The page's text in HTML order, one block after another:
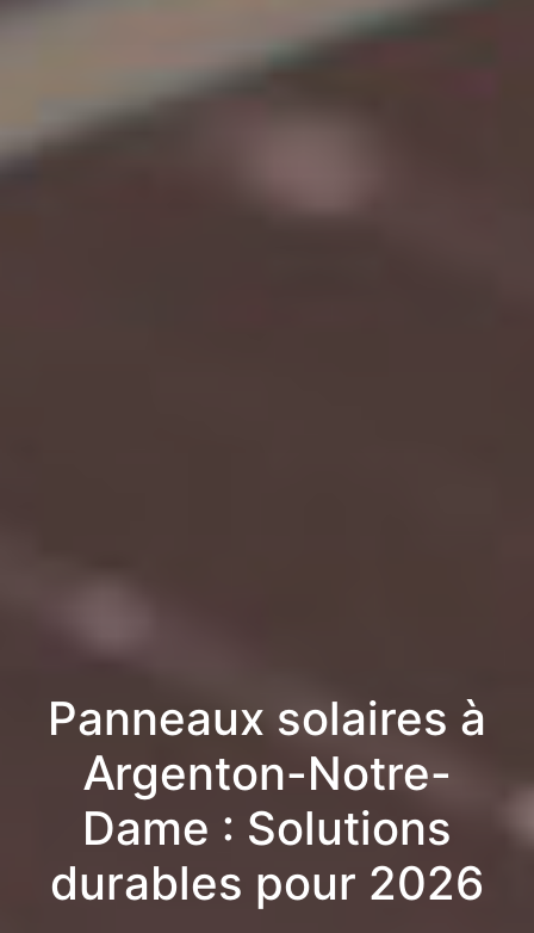
Panneaux solaires à
Argenton-Notre-
Dame : Solutions
durables pour 2026